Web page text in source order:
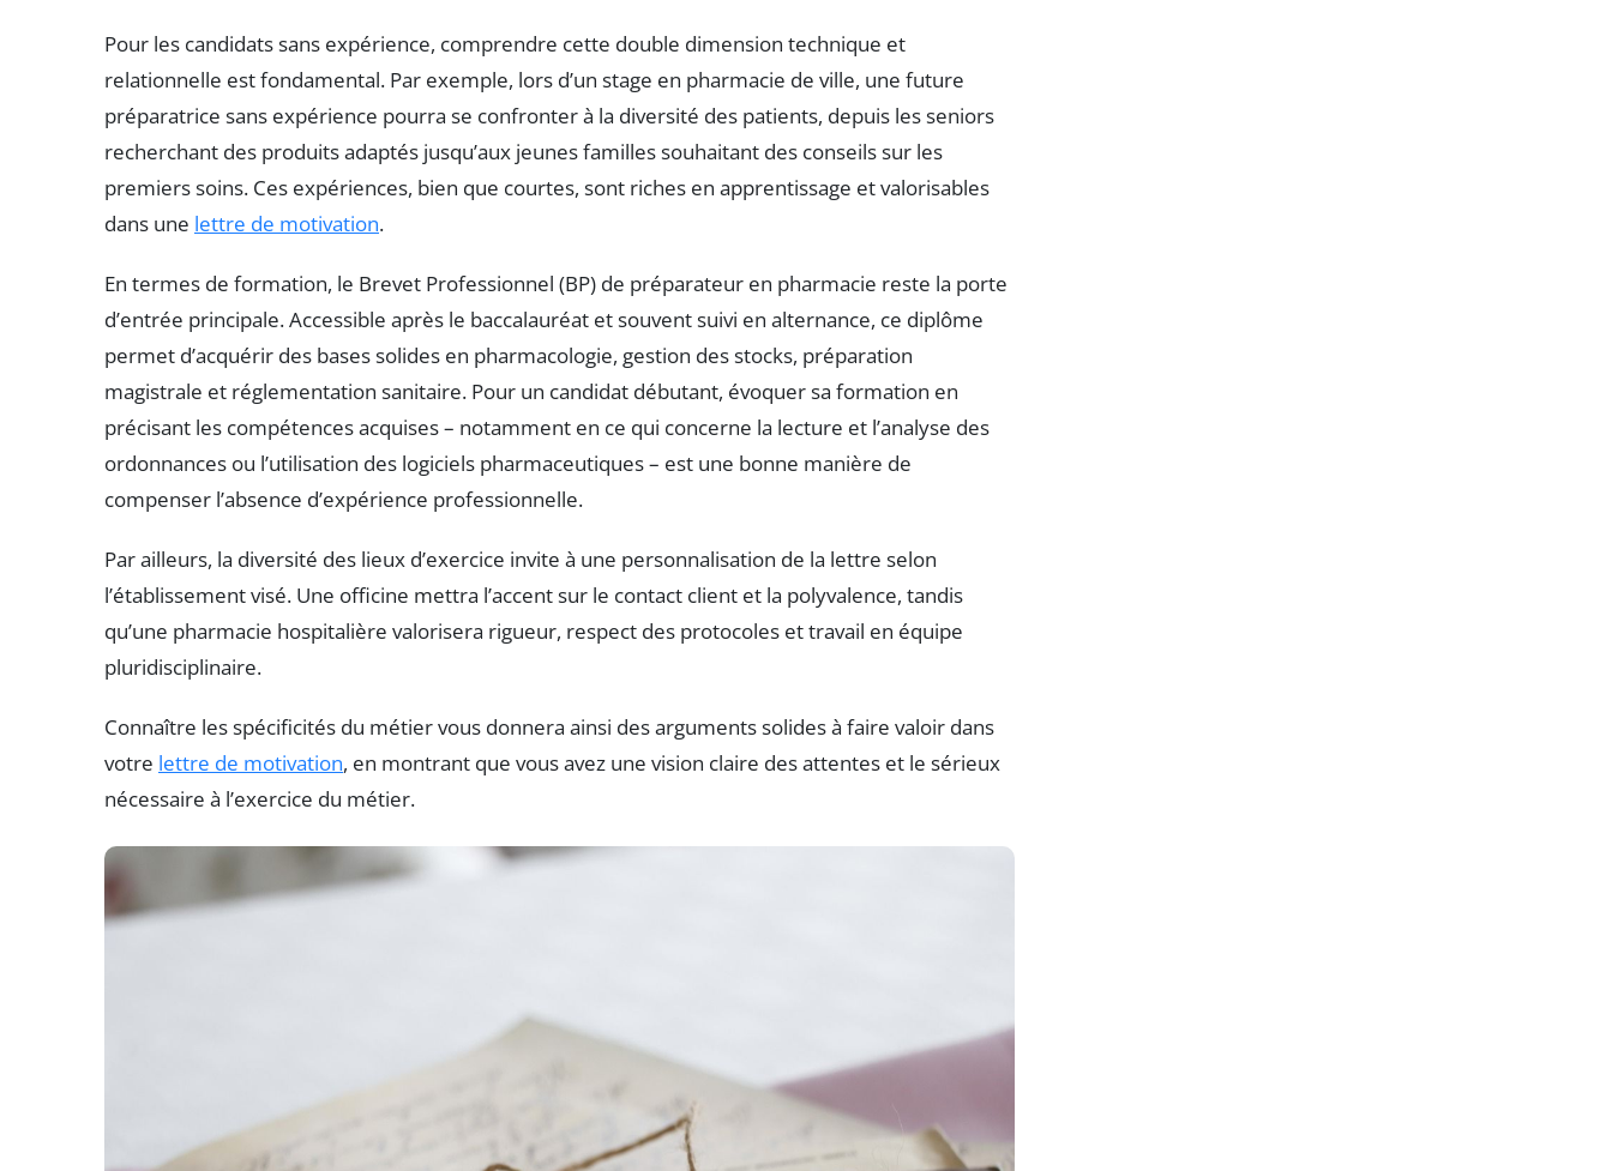
Pour les candidats sans expérience, comprendre cette double dimension technique et
relationnelle est fondamental. Par exemple, lors d’un stage en pharmacie de ville, une future
préparatrice sans expérience pourra se confronter à la diversité des patients, depuis les seniors
recherchant des produits adaptés jusqu’aux jeunes familles souhaitant des conseils sur les
premiers soins. Ces expériences, bien que courtes, sont riches en apprentissage et valorisables
dans une lettre de motivation.
En termes de formation, le Brevet Professionnel (BP) de préparateur en pharmacie reste la porte
d’entrée principale. Accessible après le baccalauréat et souvent suivi en alternance, ce diplôme
permet d’acquérir des bases solides en pharmacologie, gestion des stocks, préparation
magistrale et réglementation sanitaire. Pour un candidat débutant, évoquer sa formation en
précisant les compétences acquises – notamment en ce qui concerne la lecture et l’analyse des
ordonnances ou l’utilisation des logiciels pharmaceutiques – est une bonne manière de
compenser l’absence d’expérience professionnelle.
Par ailleurs, la diversité des lieux d’exercice invite à une personnalisation de la lettre selon
l’établissement visé. Une officine mettra l’accent sur le contact client et la polyvalence, tandis
qu’une pharmacie hospitalière valorisera rigueur, respect des protocoles et travail en équipe
pluridisciplinaire.
Connaître les spécificités du métier vous donnera ainsi des arguments solides à faire valoir dans
votre lettre de motivation, en montrant que vous avez une vision claire des attentes et le sérieux
nécessaire à l’exercice du métier.